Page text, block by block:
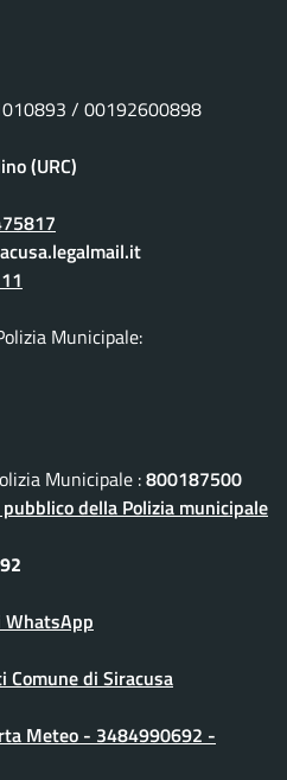
/ 00192600898
(URC)
Municipale:
Municipale :800187500
della Polizia municipale
WhatsApp
di Siracusa
Meteo - 3484990692 -